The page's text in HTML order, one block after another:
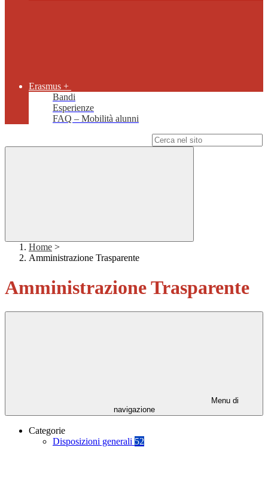
Erasmus +
Bandi
Esperienze
FAQ – Mobilità alunni
Home >
Amministrazione Trasparente
Amministrazione Trasparente
Menu di
navigazione
Categorie
Disposizioni generali 52